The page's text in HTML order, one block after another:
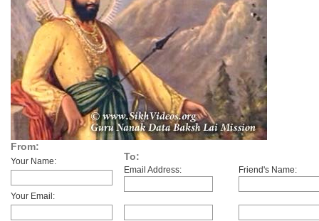
From:
Your Name:
Your Email:
To:
Email Address: Friend's Name: